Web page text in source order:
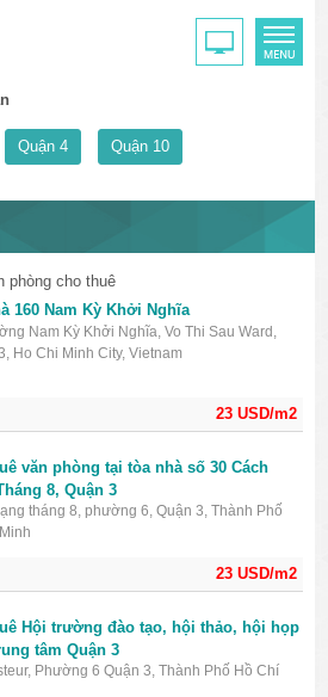
Quận 4 Quận 10
phòng cho thuê
23 USD/m2
160 Nam Kỳ Khởi Nghĩa
Nam Kỳ Khởi Nghĩa, Vo Thi Sau Ward,
Ho Chi Minh City, Vietnam
23 USD/m2
văn phòng tại tòa nhà số 30 Cách
8, Quận 3
tháng 8, phường 6, Quận 3, Thành Phố
Hội trường đào tạo, hội thảo, hội họp
tâm Quận 3
Phường 6 Quận 3, Thành Phố Hồ Chí